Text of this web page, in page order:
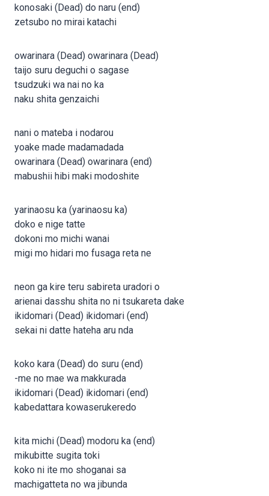
konosaki (Dead) do naru (end)
zetsubo no mirai katachi
owarinara (Dead) owarinara (Dead)
taijo suru deguchi o sagase
tsudzuki wa nai no ka
naku shita genzaichi
nani o mateba i nodarou
yoake made madamadada
owarinara (Dead) owarinara (end)
mabushii hibi maki modoshite
yarinaosu ka (yarinaosu ka)
doko e nige tatte
dokoni mo michi wanai
migi mo hidari mo fusaga reta ne
neon ga kire teru sabireta uradori o
arienai dasshu shita no ni tsukareta dake
ikidomari (Dead) ikidomari (end)
sekai ni datte hateha aru nda
koko kara (Dead) do suru (end)
-me no mae wa makkurada
ikidomari (Dead) ikidomari (end)
kabedattara kowaserukeredo
kita michi (Dead) modoru ka (end)
mikubitte sugita toki
koko ni ite mo shoganai sa
machigatteta no wa jibunda